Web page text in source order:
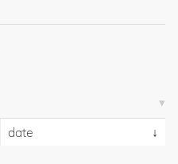
date